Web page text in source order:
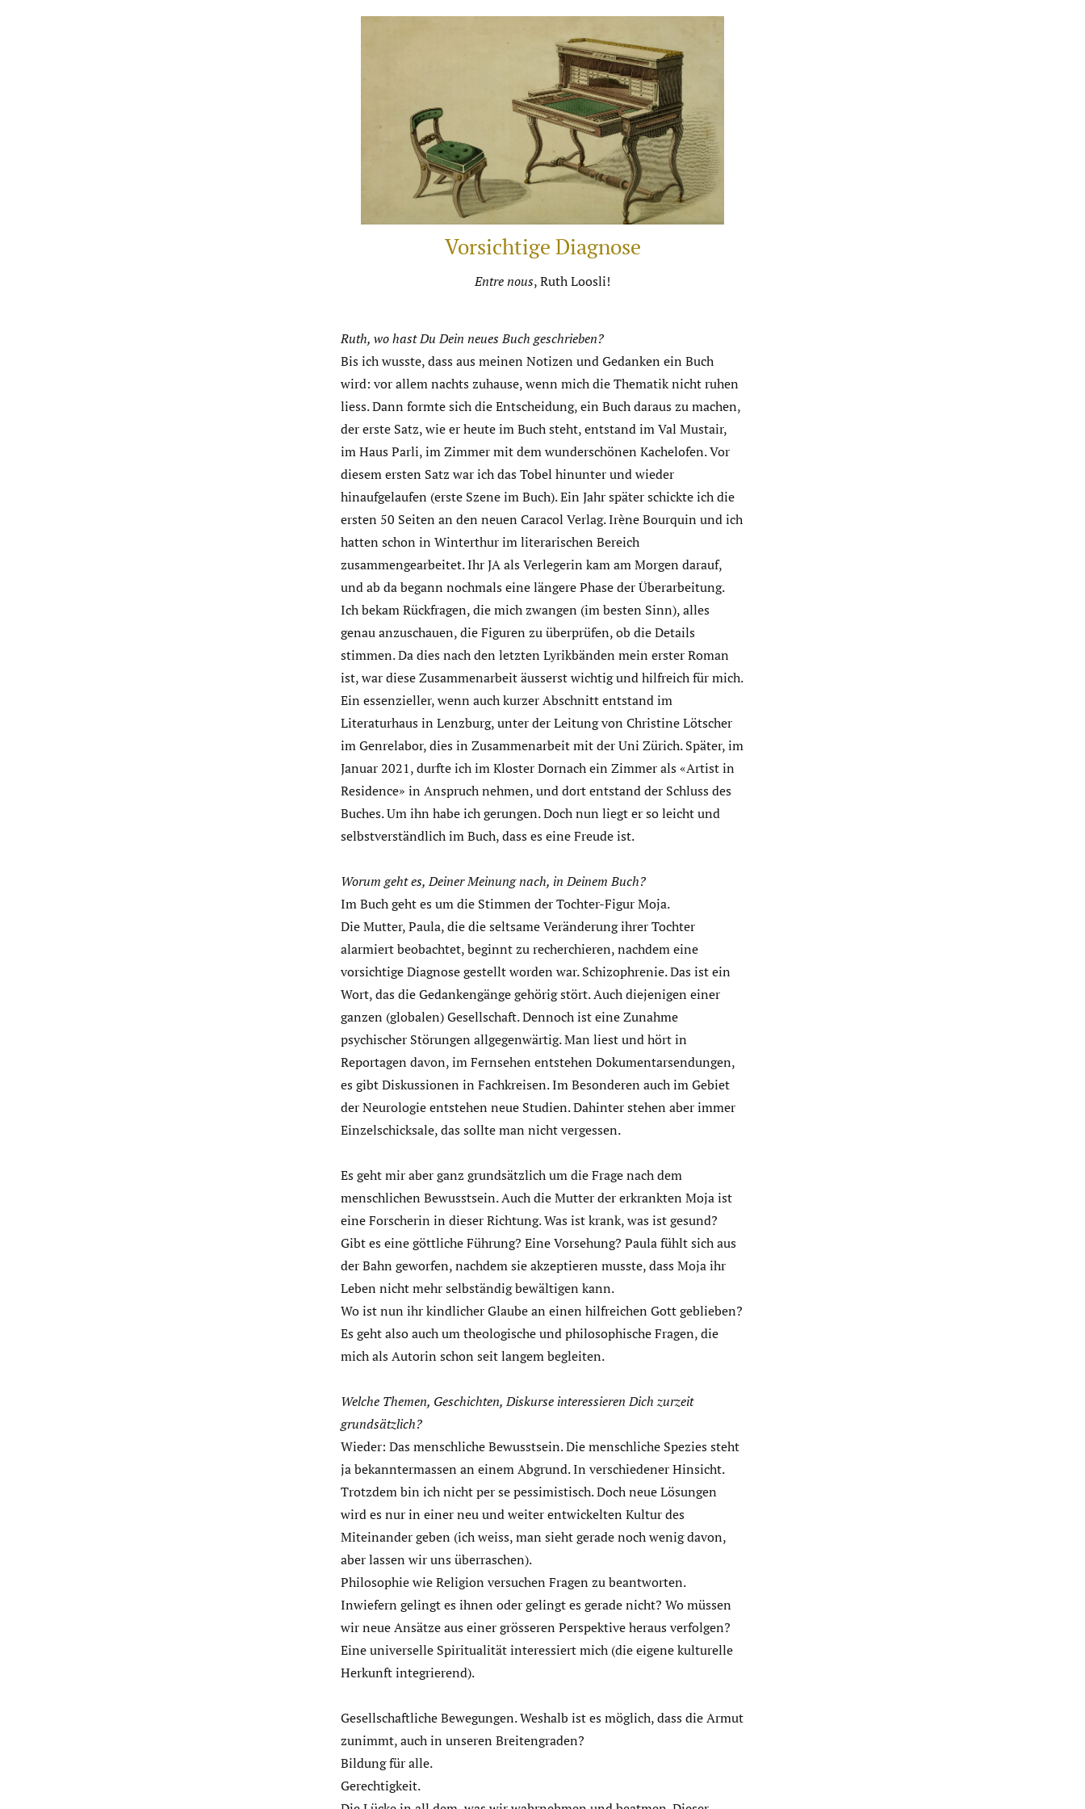
Vorsichtige Diagnose
Entre nous, Ruth Loosli!
Ruth, wo hast Du Dein neues Buch geschrieben?
Bis ich wusste, dass aus meinen Notizen und Gedanken ein Buch
wird: vor allem nachts zuhause, wenn mich die Thematik nicht ruhen
liess. Dann formte sich die Entscheidung, ein Buch daraus zu machen,
der erste Satz, wie er heute im Buch steht, entstand im Val Mustair,
im Haus Parli, im Zimmer mit dem wunderschönen Kachelofen. Vor
diesem ersten Satz war ich das Tobel hinunter und wieder
hinaufgelaufen (erste Szene im Buch). Ein Jahr später schickte ich die
ersten 50 Seiten an den neuen Caracol Verlag. Irène Bourquin und ich
hatten schon in Winterthur im literarischen Bereich
zusammengearbeitet. Ihr JA als Verlegerin kam am Morgen darauf,
und ab da begann nochmals eine längere Phase der Überarbeitung.
Ich bekam Rückfragen, die mich zwangen (im besten Sinn), alles
genau anzuschauen, die Figuren zu überprüfen, ob die Details
stimmen. Da dies nach den letzten Lyrikbänden mein erster Roman
ist, war diese Zusammenarbeit äusserst wichtig und hilfreich für mich.
Ein essenzieller, wenn auch kurzer Abschnitt entstand im
Literaturhaus in Lenzburg, unter der Leitung von Christine Lötscher
im Genrelabor, dies in Zusammenarbeit mit der Uni Zürich. Später, im
Januar 2021, durfte ich im Kloster Dornach ein Zimmer als «Artist in
Residence» in Anspruch nehmen, und dort entstand der Schluss des
Buches. Um ihn habe ich gerungen. Doch nun liegt er so leicht und
selbstverständlich im Buch, dass es eine Freude ist.
Worum geht es, Deiner Meinung nach, in Deinem Buch?
Im Buch geht es um die Stimmen der Tochter-Figur Moja.
Die Mutter, Paula, die die seltsame Veränderung ihrer Tochter
alarmiert beobachtet, beginnt zu recherchieren, nachdem eine
vorsichtige Diagnose gestellt worden war. Schizophrenie. Das ist ein
Wort, das die Gedankengänge gehörig stört. Auch diejenigen einer
ganzen (globalen) Gesellschaft. Dennoch ist eine Zunahme
psychischer Störungen allgegenwärtig. Man liest und hört in
Reportagen davon, im Fernsehen entstehen Dokumentarsendungen,
es gibt Diskussionen in Fachkreisen. Im Besonderen auch im Gebiet
der Neurologie entstehen neue Studien. Dahinter stehen aber immer
Einzelschicksale, das sollte man nicht vergessen.
Es geht mir aber ganz grundsätzlich um die Frage nach dem
menschlichen Bewusstsein. Auch die Mutter der erkrankten Moja ist
eine Forscherin in dieser Richtung. Was ist krank, was ist gesund?
Gibt es eine göttliche Führung? Eine Vorsehung? Paula fühlt sich aus
der Bahn geworfen, nachdem sie akzeptieren musste, dass Moja ihr
Leben nicht mehr selbständig bewältigen kann.
Wo ist nun ihr kindlicher Glaube an einen hilfreichen Gott geblieben?
Es geht also auch um theologische und philosophische Fragen, die
mich als Autorin schon seit langem begleiten.
Welche Themen, Geschichten, Diskurse interessieren Dich zurzeit
grundsätzlich?
Wieder: Das menschliche Bewusstsein. Die menschliche Spezies steht
ja bekanntermassen an einem Abgrund. In verschiedener Hinsicht.
Trotzdem bin ich nicht per se pessimistisch. Doch neue Lösungen
wird es nur in einer neu und weiter entwickelten Kultur des
Miteinander geben (ich weiss, man sieht gerade noch wenig davon,
aber lassen wir uns überraschen).
Philosophie wie Religion versuchen Fragen zu beantworten.
Inwiefern gelingt es ihnen oder gelingt es gerade nicht? Wo müssen
wir neue Ansätze aus einer grösseren Perspektive heraus verfolgen?
Eine universelle Spiritualität interessiert mich (die eigene kulturelle
Herkunft integrierend).
Gesellschaftliche Bewegungen. Weshalb ist es möglich, dass die Armut
zunimmt, auch in unseren Breitengraden?
Bildung für alle.
Gerechtigkeit.